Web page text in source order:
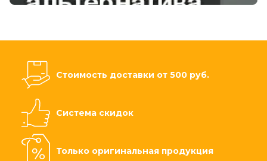
Стоимость доставки от 500 руб.
Система скидок
Только оригинальная продукция